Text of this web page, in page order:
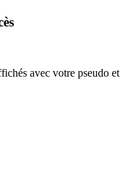
avec votre pseudo et